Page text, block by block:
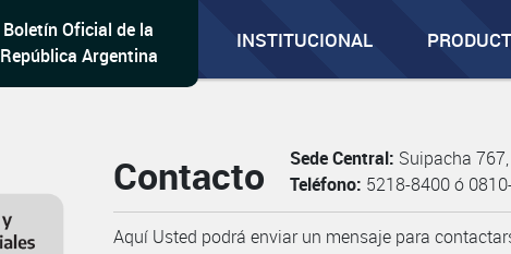
Boletín Oficial de la
República Argentina
INSTITUCIONAL
Contacto Sede Central: Suipacha
Teléfono: 5218-8400 ó
Aquí Usted podrá enviar un mensaje para